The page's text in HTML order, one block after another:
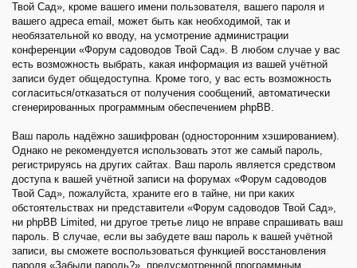
Твой Сад», кроме вашего имени пользователя, вашего пароля и
вашего адреса email, может быть как необходимой, так и
необязательной ко вводу, на усмотрение администрации
конференции «Форум садоводов Твой Сад». В любом случае у вас
есть возможность выбрать, какая информация из вашей учётной
записи будет общедоступна. Кроме того, у вас есть возможность
согласиться/отказаться от получения сообщений, автоматически
сгенерированных программным обеспечением phpBB.
Ваш пароль надёжно зашифрован (односторонним хэшированием).
Однако не рекомендуется использовать этот же самый пароль,
регистрируясь на других сайтах. Ваш пароль является средством
доступа к вашей учётной записи на форумах «Форум садоводов
Твой Сад», пожалуйста, храните его в тайне, ни при каких
обстоятельствах ни представители «Форум садоводов Твой Сад»,
ни phpBB Limited, ни другое третье лицо не вправе спрашивать ваш
пароль. В случае, если вы забудете ваш пароль к вашей учётной
записи, вы сможете воспользоваться функцией восстановления
пароля «Забыли пароль?», предусмотренной программным